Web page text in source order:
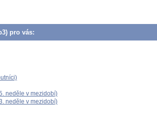
pro vás:
neděle v mezidobí)
neděle v mezidobí)